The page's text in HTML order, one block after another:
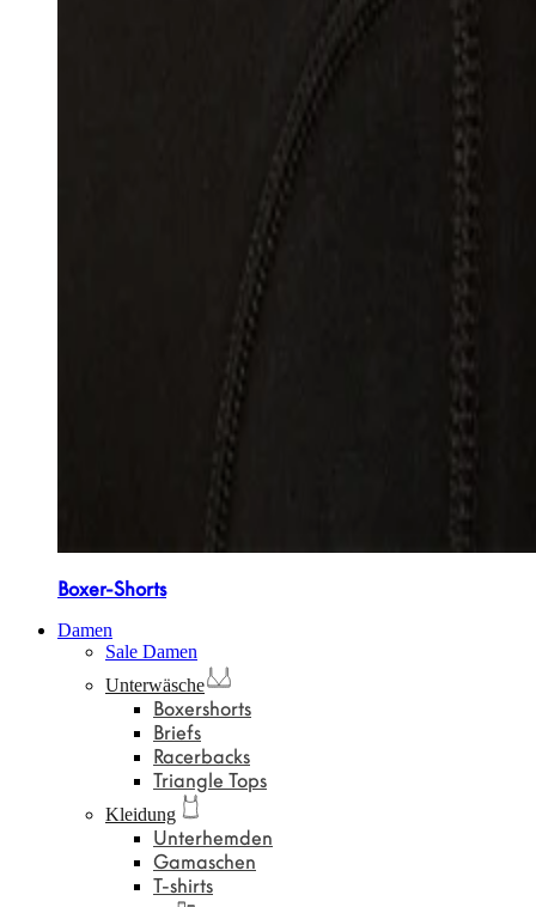
Boxer-Shorts
Damen
Sale Damen
Unterwäsche
Boxershorts
Briefs
Racerbacks
Triangle Tops
Kleidung
Unterhemden
Gamaschen
T-shirts